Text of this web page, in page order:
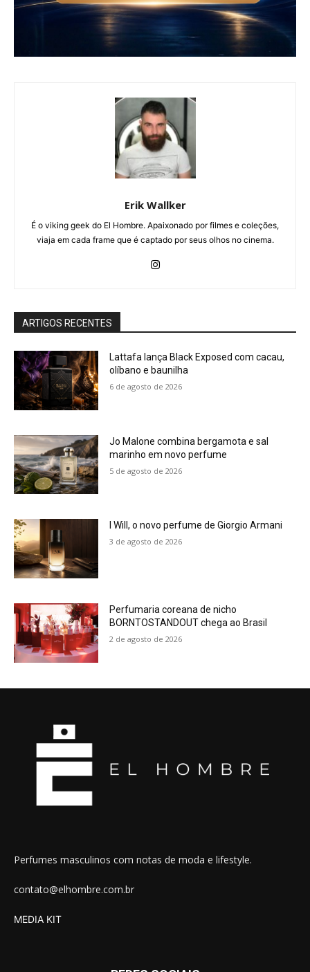
Erik Wallker
É o viking geek do El Hombre. Apaixonado por filmes e coleções,
viaja em cada frame que é captado por seus olhos no cinema.
ARTIGOS RECENTES
Lattafa lança Black Exposed com cacau,
olíbano e baunilha
6 de agosto de 2026
Jo Malone combina bergamota e sal
marinho em novo perfume
5 de agosto de 2026
I Will, o novo perfume de Giorgio Armani
3 de agosto de 2026
Perfumaria coreana de nicho
BORNTOSTANDOUT chega ao Brasil
2 de agosto de 2026
Perfumes masculinos com notas de moda e lifestyle.
contato@elhombre.com.br
MEDIA KIT